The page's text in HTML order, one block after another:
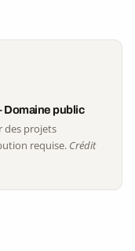
public
des projets
requise. Crédit